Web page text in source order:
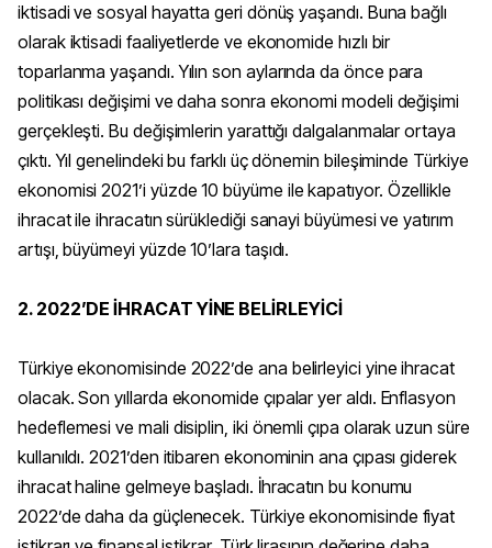
iktisadi ve sosyal hayatta geri dönüş yaşandı. Buna bağlı
olarak iktisadi faaliyetlerde ve ekonomide hızlı bir
toparlanma yaşandı. Yılın son aylarında da önce para
politikası değişimi ve daha sonra ekonomi modeli değişimi
gerçekleşti. Bu değişimlerin yarattığı dalgalanmalar ortaya
çıktı. Yıl genelindeki bu farklı üç dönemin bileşiminde Türkiye
ekonomisi 2021’i yüzde 10 büyüme ile kapatıyor. Özellikle
ihracat ile ihracatın sürüklediği sanayi büyümesi ve yatırım
artışı, büyümeyi yüzde 10’lara taşıdı.
2. 2022’DE İHRACAT YİNE BELİRLEYİCİ
Türkiye ekonomisinde 2022’de ana belirleyici yine ihracat
olacak. Son yıllarda ekonomide çıpalar yer aldı. Enflasyon
hedeflemesi ve mali disiplin, iki önemli çıpa olarak uzun süre
kullanıldı. 2021’den itibaren ekonominin ana çıpası giderek
ihracat haline gelmeye başladı. İhracatın bu konumu
2022’de daha da güçlenecek. Türkiye ekonomisinde fiyat